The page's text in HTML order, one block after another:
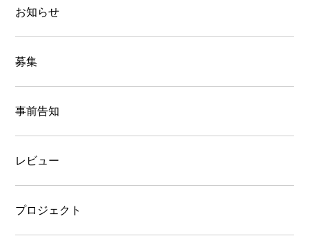
お知らせ
募集
事前告知
レビュー
プロジェクト